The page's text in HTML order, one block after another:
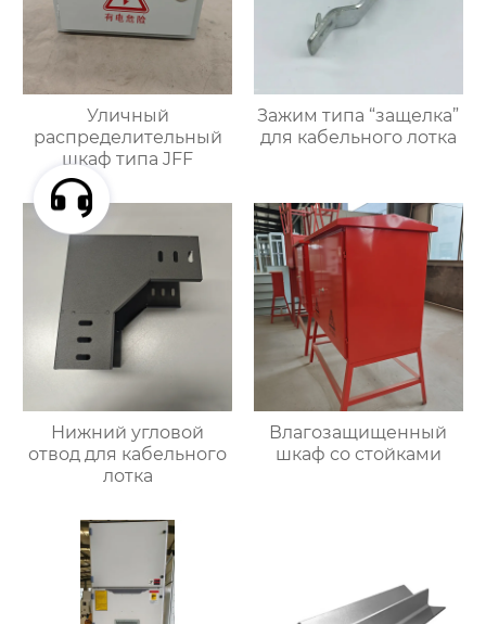
Уличный
распределительный
шкаф типа JFF
Зажим типа “защелка”
для кабельного лотка
Нижний угловой
отвод для кабельного
лотка
Влагозащищенный
шкаф со стойками